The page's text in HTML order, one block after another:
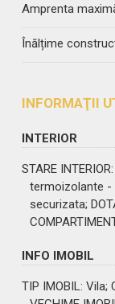
Amprenta
Înălțime
INFORMAŢII
INTERIOR
STARE INTERIOR
termoizolante -
securizata;
INFO IMOBIL
TIP IMOBIL: Vila;